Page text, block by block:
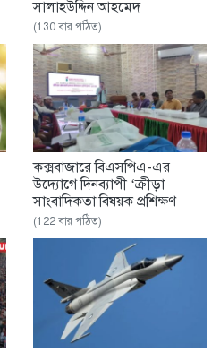
সালাহউদ্দিন আহমেদ
(130 বার পঠিত)
কক্সবাজারে বিএসপিএ-এর
উদ্যোগে দিনব্যাপী ‘ক্রীড়া
সাংবাদিকতা বিষয়ক প্রশিক্ষণ
(122 বার পঠিত)